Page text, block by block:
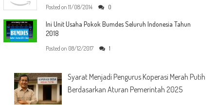
Posted on 11/08/2014 0
Ini Unit Usaha Pokok Bumdes Seluruh Indonesia Tahun
2018
Posted on 08/12/2017 1
Syarat Menjadi Pengurus Koperasi Merah Putih
Berdasarkan Aturan Pemerintah 2025